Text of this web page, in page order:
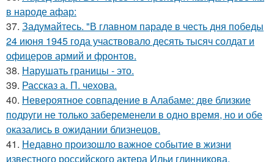
в народе афар:
37. Задумайтесь. "В главном параде в честь дня победы
24 июня 1945 года участвовало десять тысяч солдат и
офицеров армий и фронтов.
38. Нарушать границы - это.
39. Рассказ а. П. чехова.
40. Невероятное совпадение в Алабаме: две близкие
подруги не только забеременели в одно время, но и обе
оказались в ожидании близнецов.
41. Недавно произошло важное событие в жизни
известного российского актера Ильи глинникова.